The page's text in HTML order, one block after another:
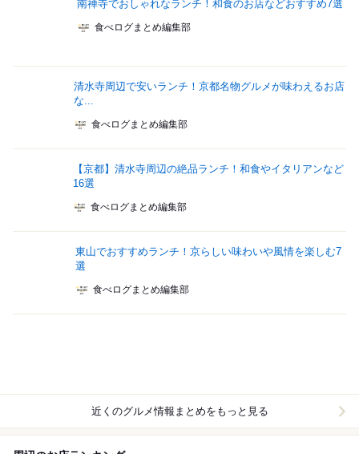
南禅寺でおしゃれなランチ！和食のお店などおすすめ7選
食べログまとめ編集部
清水寺周辺で安いランチ！京都名物グルメが味わえるお店
な...
食べログまとめ編集部
【京都】清水寺周辺の絶品ランチ！和食やイタリアンなど
16選
食べログまとめ編集部
東山でおすすめランチ！京らしい味わいや風情を楽しむ7
選
食べログまとめ編集部
近くのグルメ情報まとめをもっと見る